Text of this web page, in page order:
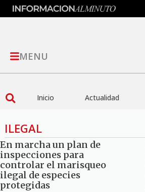
MENU
Inicio Actualidad
ILEGAL
En marcha un plan de
inspecciones para
controlar el marisqueo
ilegal de especies
protegidas